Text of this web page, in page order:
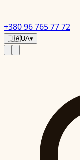
+380 96 765 77 72
🇺🇦UA▾